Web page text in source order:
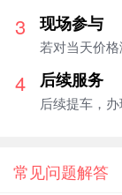
3 现场参与
若对当天价
4 后续服务
后续提车，
常见问题解答